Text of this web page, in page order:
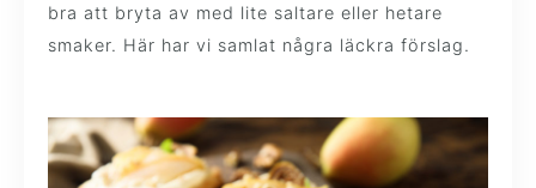
bra att bryta av med lite saltare eller hetare
smaker. Här har vi samlat några läckra förslag.